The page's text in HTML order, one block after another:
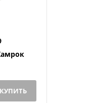
КУПИТЬ